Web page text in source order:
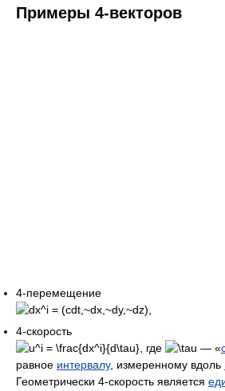
Примеры 4-векторов
4-перемещение
4-скорость
, где
— «
равное интервалу, измеренному вдоль
Геометрически 4-скорость является